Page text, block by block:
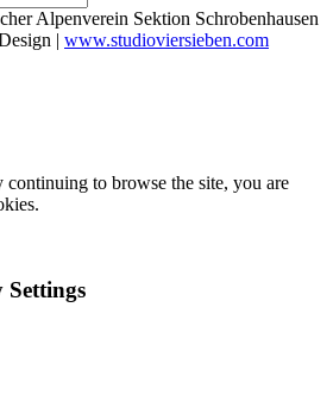
Alpenverein Sektion Schrobenhausen
| www.studioviersieben.com
continuing to browse the site, you are
Settings